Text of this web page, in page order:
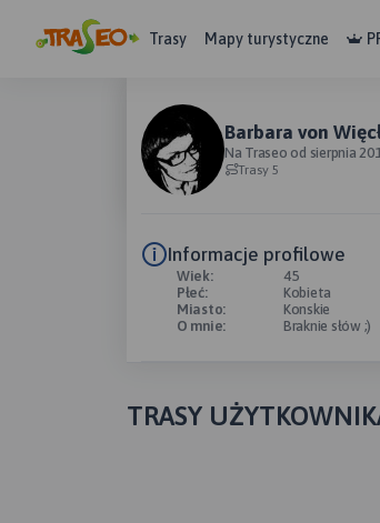
Trasy Mapy turystyczne
Barbara von
Na Traseo od sierpnia
Trasy 5
Informacje profilowe
Wiek:
45
Płeć:
Kobieta
Miasto:
Konskie
O mnie:
Braknie słów ;)
TRASY